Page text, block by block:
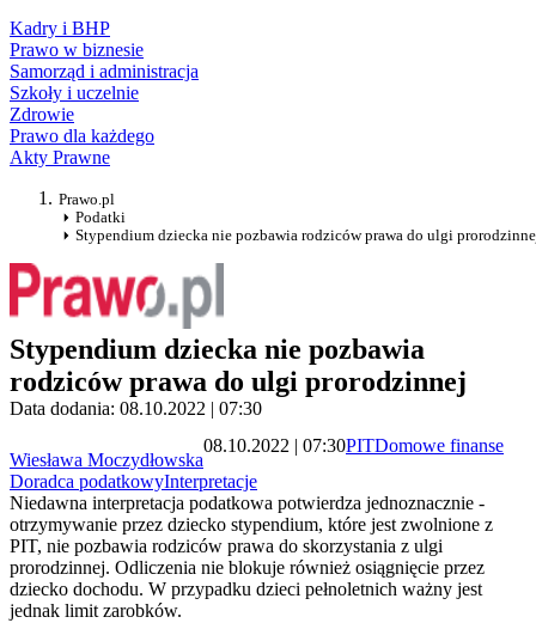
Kadry i BHP
Prawo w biznesie
Samorząd i administracja
Szkoły i uczelnie
Zdrowie
Prawo dla każdego
Akty Prawne
Prawo.pl
Podatki
Stypendium dziecka nie pozbawia rodziców prawa do ulgi
Stypendium dziecka nie pozbawia
rodziców prawa do ulgi prorodzinnej
Data dodania: 08.10.2022 | 07:30
Wiesława Moczydłowska
08.10.2022 | 07:30PITDomowe finanse
Doradca podatkowyInterpretacje
Niedawna interpretacja podatkowa potwierdza jednoznacznie -
otrzymywanie przez dziecko stypendium, które jest zwolnione z
PIT, nie pozbawia rodziców prawa do skorzystania z ulgi
prorodzinnej. Odliczenia nie blokuje również osiągnięcie przez
dziecko dochodu. W przypadku dzieci pełnoletnich ważny jest
jednak limit zarobków.